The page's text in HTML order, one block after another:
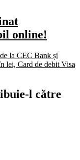
online!
la CEC Bank și
lei, Card de debit Visa
l către